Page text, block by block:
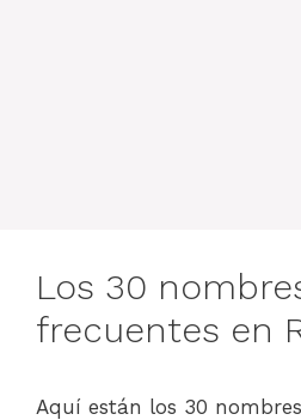
Los 30
frecuentes en
Aquí están los 30